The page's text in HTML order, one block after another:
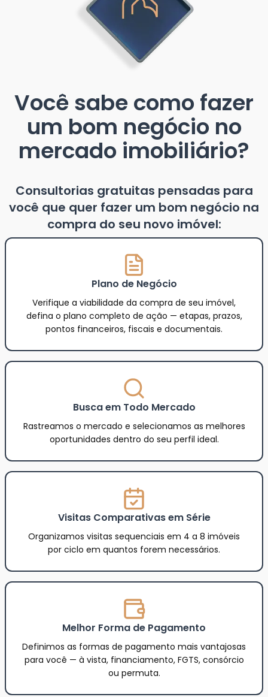
Você sabe como fazer
um bom negócio no
mercado imobiliário?
Consultorias gratuitas pensadas para
você que quer fazer um bom negócio na
compra do seu novo imóvel:
Plano de Negócio
Verifique a viabilidade da compra de seu imóvel,
defina o plano completo de ação — etapas, prazos,
pontos financeiros, fiscais e documentais.
Busca em Todo Mercado
Rastreamos o mercado e selecionamos as melhores
oportunidades dentro do seu perfil ideal.
Visitas Comparativas em Série
Organizamos visitas sequenciais em 4 a 8 imóveis
por ciclo em quantos forem necessários.
Melhor Forma de Pagamento
Definimos as formas de pagamento mais vantajosas
para você — à vista, financiamento, FGTS, consórcio
ou permuta.